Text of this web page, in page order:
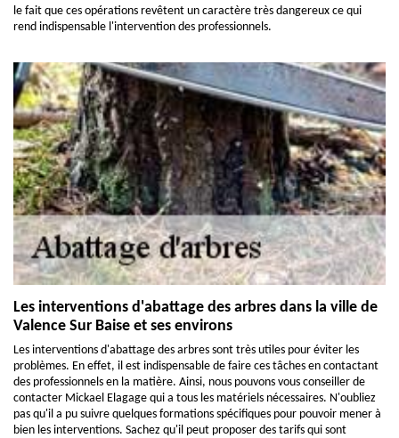
le fait que ces opérations revêtent un caractère très dangereux ce qui
rend indispensable l'intervention des professionnels.
Les interventions d'abattage des arbres dans la ville de
Valence Sur Baise et ses environs
Les interventions d'abattage des arbres sont très utiles pour éviter les
problèmes. En effet, il est indispensable de faire ces tâches en contactant
des professionnels en la matière. Ainsi, nous pouvons vous conseiller de
contacter Mickael Elagage qui a tous les matériels nécessaires. N'oubliez
pas qu'il a pu suivre quelques formations spécifiques pour pouvoir mener à
bien les interventions. Sachez qu'il peut proposer des tarifs qui sont